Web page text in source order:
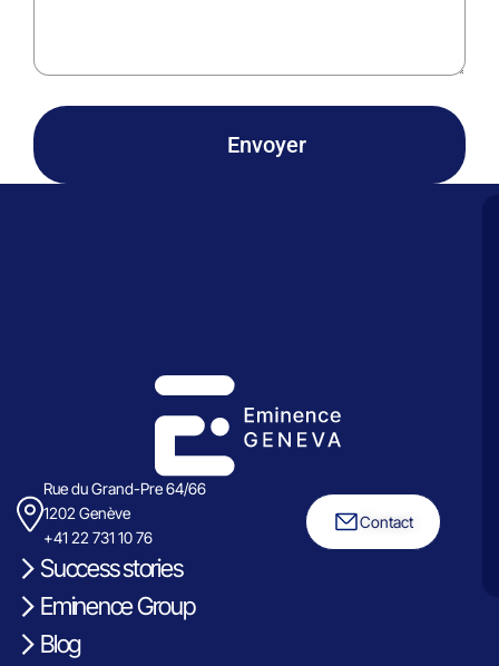
Envoyer
Rue du Grand-Pre 64/66
1202 Genève
+41 22 731 10 76
Contact
Success stories
Eminence Group
Blog